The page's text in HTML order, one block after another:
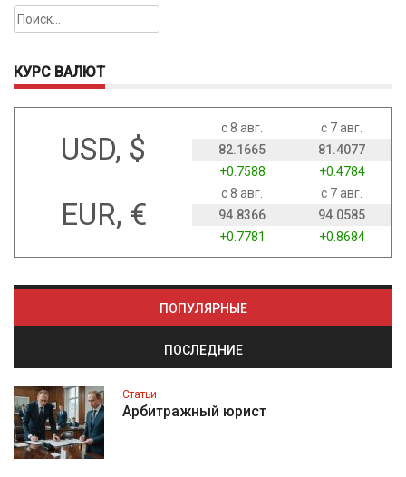
Найти:
КУРС ВАЛЮТ
USD, $
с 8 авг.
с 7 авг.
82.1665
81.4077
+0.7588
+0.4784
EUR, €
с 8 авг.
с 7 авг.
94.8366
94.0585
+0.7781
+0.8684
ПОПУЛЯРНЫЕ
ПОСЛЕДНИЕ
Статьи
Арбитражный юрист